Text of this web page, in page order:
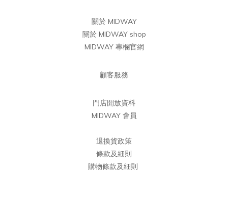
關於 MIDWAY
關於 MIDWAY shop
MIDWAY 專欄官網
顧客服務
門店開放資料
MIDWAY 會員
退換貨政策
條款及細則
購物條款及細則